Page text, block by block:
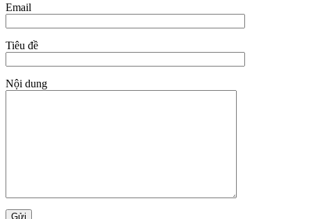
Email
Tiêu đề
Nội dung